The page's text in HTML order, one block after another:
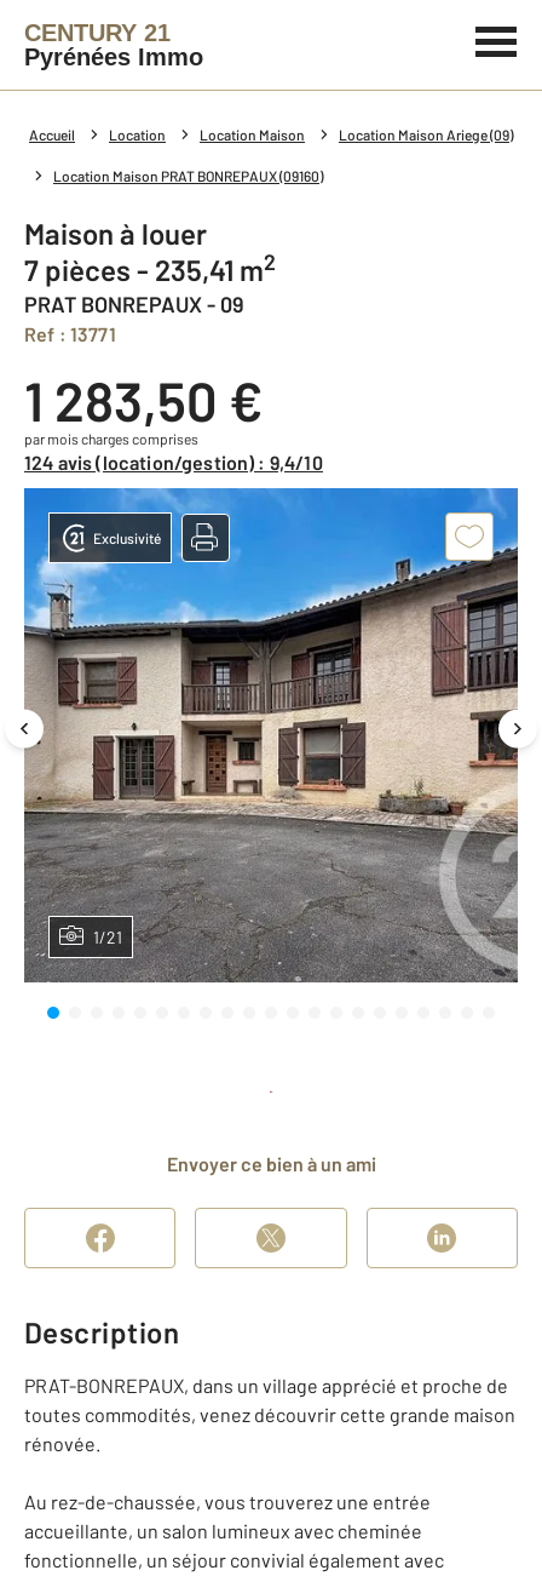
CENTURY 21
Pyrénées Immo
Accueil Location Location Maison Location Maison Ariege (09)
Location Maison PRAT BONREPAUX (09160)
Maison à louer
7 pièces - 235,41 m2
PRAT BONREPAUX - 09
Ref : 13771
1 283,50 €
par mois charges comprises
124 avis (location/gestion) : 9,4/10
1/21
Exclusivité
Envoyer ce bien à un ami
Description
PRAT-BONREPAUX, dans un village apprécié et proche de
toutes commodités, venez découvrir cette grande maison
rénovée.
Au rez-de-chaussée, vous trouverez une entrée
accueillante, un salon lumineux avec cheminée
fonctionnelle, un séjour convivial également avec